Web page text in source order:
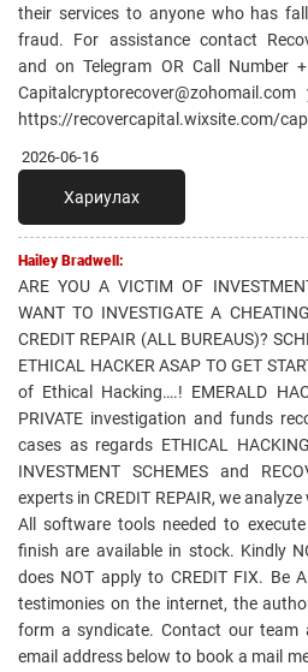
their services to anyone who has
fraud. For assistance contact
and on Telegram OR Call Number
https://recovercapital.wixsite.com/
2026-06-16
Хариулах
Hailey Bradwell:
ARE YOU A VICTIM OF
WANT TO INVESTIGATE A
CREDIT REPAIR (ALL BUREAUS)?
ETHICAL HACKER ASAP TO GET
of Ethical Hacking….! EMERALD
PRIVATE investigation and funds
cases as regards ETHICAL
INVESTMENT SCHEMES and
experts in CREDIT REPAIR, we
All software tools needed to
finish are available in stock. Kindly
does NOT apply to CREDIT FIX. Be
testimonies on the internet, the
form a syndicate. Contact our
email address below to book a mail